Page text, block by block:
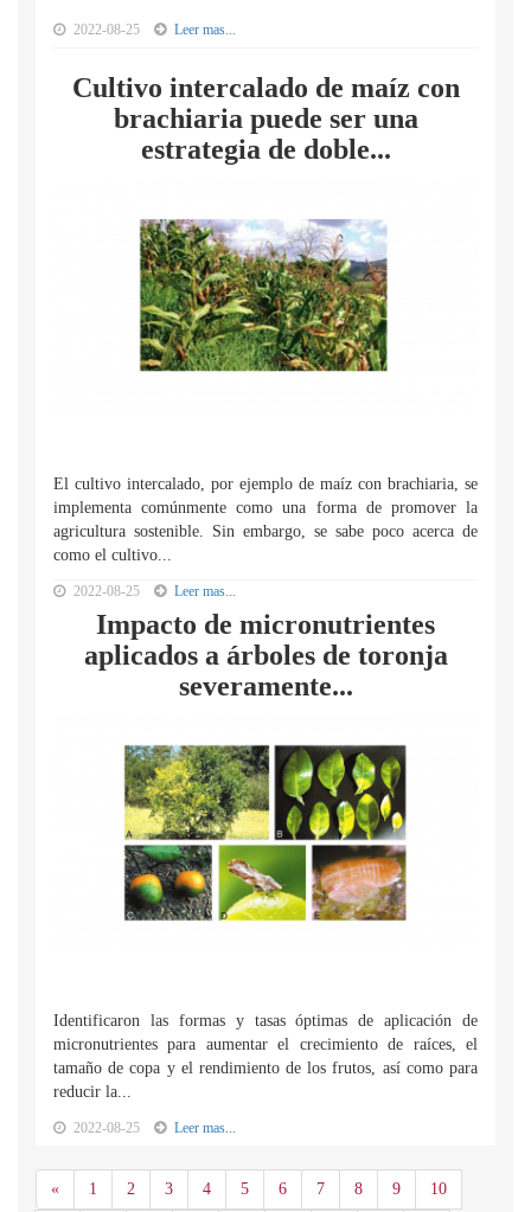
2022-08-25 Leer mas...
Cultivo intercalado de maíz con
brachiaria puede ser una
estrategia de doble...
El cultivo intercalado, por ejemplo de maíz con brachiaria, se
implementa comúnmente como una forma de promover la
agricultura sostenible. Sin embargo, se sabe poco acerca de
como el cultivo...
2022-08-25 Leer mas...
Impacto de micronutrientes
aplicados a árboles de toronja
severamente...
Identificaron las formas y tasas óptimas de aplicación de
micronutrientes para aumentar el crecimiento de raíces, el
tamaño de copa y el rendimiento de los frutos, así como para
reducir la...
2022-08-25 Leer mas...
«Anterior
1 2 3 4 5 6 7 8 9 10